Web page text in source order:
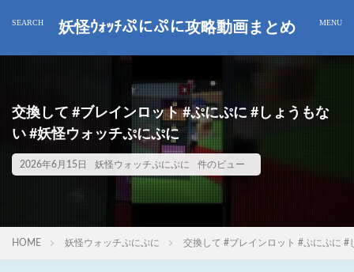
妖怪ｳｫｯﾁぷにぷに攻略動画まとめ
交換して #ブレインロット #ぷにぷに #しょうもな
い #妖怪ウォッチぷにぷに
2026年6月15日 妖怪ウォッチぷにぷに 件のビュー
HOME 妖怪ウォッチぷにぷに 交換して #ブレインロット #ぷにぷに